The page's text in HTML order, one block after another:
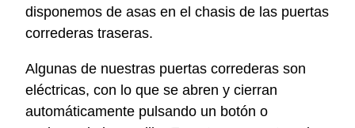
disponemos de asas en el chasis de las puertas
correderas traseras.
Algunas de nuestras puertas correderas son
eléctricas, con lo que se abren y cierran
automáticamente pulsando un botón o